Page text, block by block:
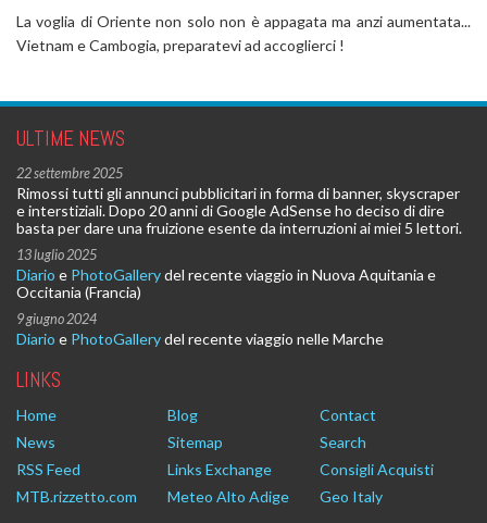
La voglia di Oriente non solo non è appagata ma anzi aumentata...
Vietnam e Cambogia, preparatevi ad accoglierci !
ULTIME NEWS
22 settembre 2025
Rimossi tutti gli annunci pubblicitari in forma di banner, skyscraper
e interstiziali. Dopo 20 anni di Google AdSense ho deciso di dire
basta per dare una fruizione esente da interruzioni ai miei 5 lettori.
13 luglio 2025
Diario e PhotoGallerydel recente viaggio in Nuova Aquitania e
Occitania (Francia)
9 giugno 2024
Diario e PhotoGallerydel recente viaggio nelle Marche
LINKS
Home Blog
Contact
News
Sitemap
Search
RSS Feed
Links Exchange
Consigli Acquisti
MTB.rizzetto.com
Meteo Alto Adige Geo Italy